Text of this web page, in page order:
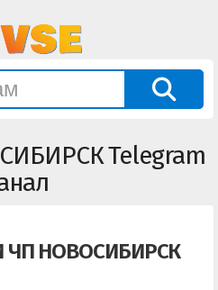
Telegram
ЧП НОВОСИБИРСК